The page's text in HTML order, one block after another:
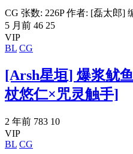
CG 张数: 226P 作者: [磊太郎]
5 月前 46 25
VIP
BL CG
[Arsh星垣] 爆浆鱿
杖悠仁×咒灵触手]
2 年前 783 10
VIP
BL CG